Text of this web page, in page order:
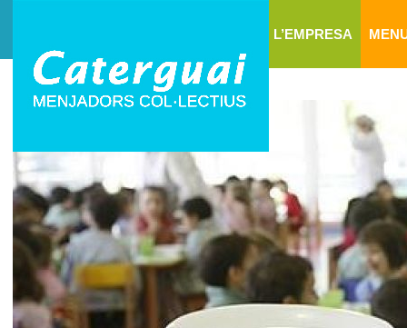
L’EMPRESA